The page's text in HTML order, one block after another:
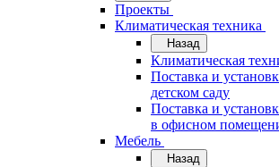
Проекты
Климатическая техника
Назад
Климатическая
Поставка и
детском саду
Поставка и
в офисном
Мебель
Назад